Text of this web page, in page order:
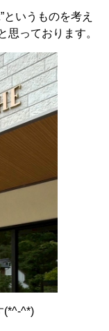
というものを考え
思っております。
(*^-^*)